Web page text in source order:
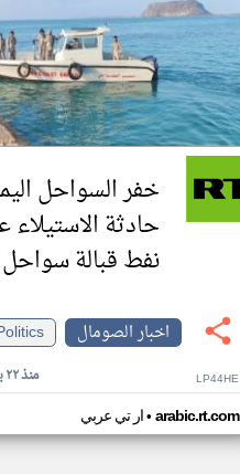
خفر السواحل
حادثة الاستيلاء
نفط قبالة
اخبار الصومال
منذ ٢٢ يوم LP44HE
ار تي عربي• arabic.rt.com